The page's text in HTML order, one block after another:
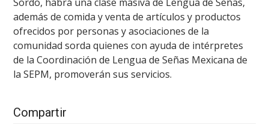
además de comida y venta de artículos y productos
ofrecidos por personas y asociaciones de la
comunidad sorda quienes con ayuda de intérpretes
de la Coordinación de Lengua de Señas Mexicana de
la SEPM, promoverán sus servicios.
Compartir